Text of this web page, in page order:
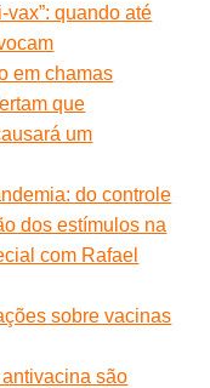
vax”: quando até
em chamas
que
um
do controle
dos estímulos na
com Rafael
sobre vacinas
são